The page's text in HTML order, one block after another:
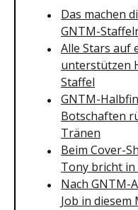
Das machen
GNTM-
Alle Stars auf
unterstützen
Staffel
GNTM-
Botschaften
Tränen
Beim Cover-
Tony bricht
Nach GNTM-
Job in diesem